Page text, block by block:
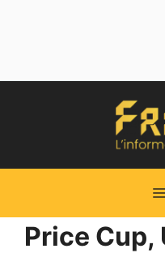
Price Cup,